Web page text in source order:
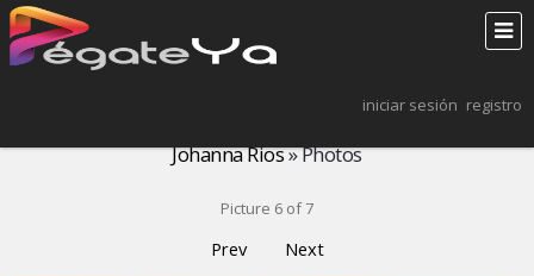
iniciar sesión registro
Johanna Rios» Photos
Picture 6 of 7
Prev Next